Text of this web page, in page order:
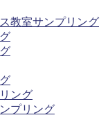
教室サンプリング
ング
プリング